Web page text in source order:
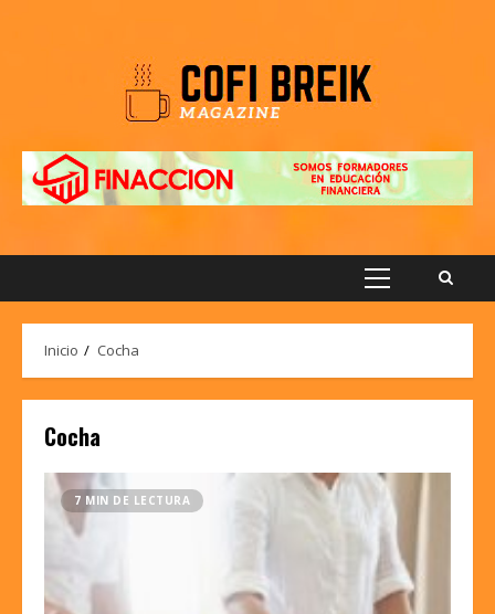
Menú
Inicio Cocha
Cocha
7 MIN DE LECTURA